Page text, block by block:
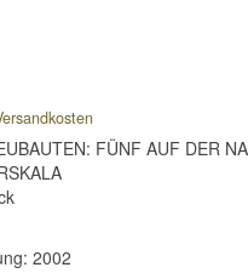
FÜNF AUF DER
2002